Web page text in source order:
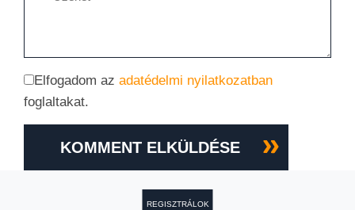
Elfogadom az adatédelmi nyilatkozatban
foglaltakat.
KOMMENT ELKÜLDÉSE
REGISZTRÁLOK